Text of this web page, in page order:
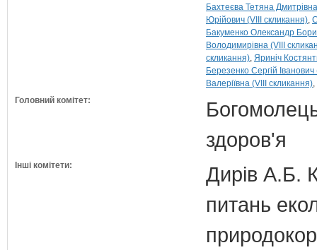
Бахтеєва Тетяна
Юрійович (VIII скликання)
Бакуменко Олександр
Володимирівна (VIII
скликання) Яриніч
Березенко Сергій
Валеріївна (VIII скликання)
Головний комітет:
здоров'я
Інші комітети:
Дирів А.Б.
питань